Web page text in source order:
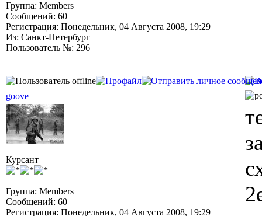
Группа: Members
Сообщений: 60
Регистрация: Понедельник, 04 Августа 2008, 19:29
Из: Санкт-Петербург
Пользователь №: 296
goove
Курсант
Группа: Members
Сообщений: 60
Регистрация: Понедельник, 04 Августа 2008, 19:29